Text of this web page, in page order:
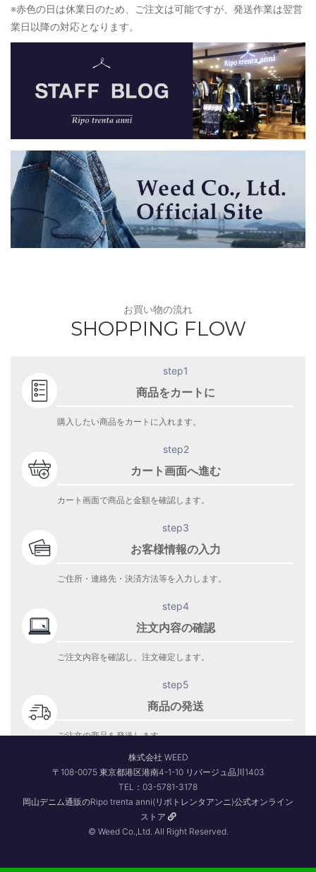
※赤色の日は休業日のため、ご注文は可能ですが、発送作業は翌営
業日以降の対応となります。
お買い物の流れ
SHOPPING FLOW
step1
商品をカートに
購入したい商品をカートに入れます。
step2
カート画面へ進む
カート画面で商品と金額を確認します。
step3
お客様情報の入力
ご住所・連絡先・決済方法等を入力します。
step4
注文内容の確認
ご注文内容を確認し、注文確定します。
step5
商品の発送
ご注文の商品を発送します。
株式会社 WEED
〒108-0075 東京都港区港南4-1-10 リバージュ品川1403
TEL：03-5781-3178
岡山デニム通販のRipo trenta anni(リポトレンタアンニ)公式オンライン
ストア
© Weed Co.,Ltd. All Right Reserved.